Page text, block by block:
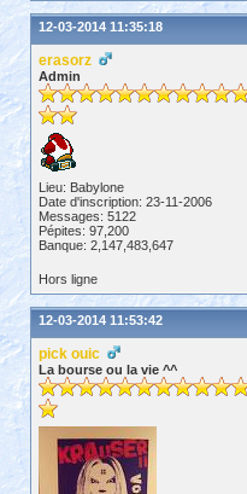
12-03-2014 11:35:18
erasorz
Admin
Lieu: Babylone
Date d'inscription: 23-11-2006
Messages: 5122
Pépites: 97,200
Banque: 2,147,483,647
Hors ligne
12-03-2014 11:53:42
pick ouic
La bourse ou la vie ^^